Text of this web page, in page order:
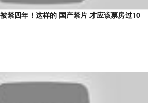
禁四年！这样的 国产禁片 才应该票房过10